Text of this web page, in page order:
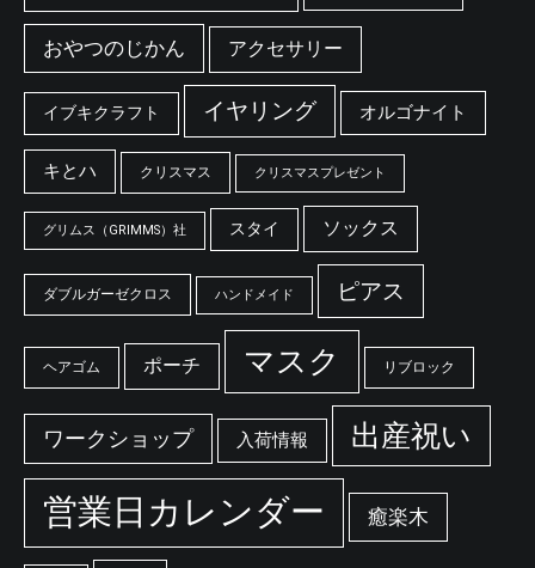
おやつのじかん アクセサリー
イブキクラフト イヤリング オルゴナイト
キとハ クリスマス クリスマスプレゼント
グリムス（GRIMMS）社 スタイ ソックス
ダブルガーゼクロス ハンドメイド ピアス
ヘアゴム ポーチ マスク リブロック
ワークショップ 入荷情報 出産祝い
営業日カレンダー 癒楽木